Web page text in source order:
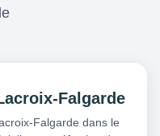
Falgarde
Falgarde dans le